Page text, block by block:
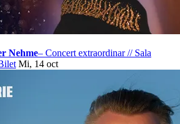
Nehme– Concert extraordinar//Sala
Mi, 14 oct